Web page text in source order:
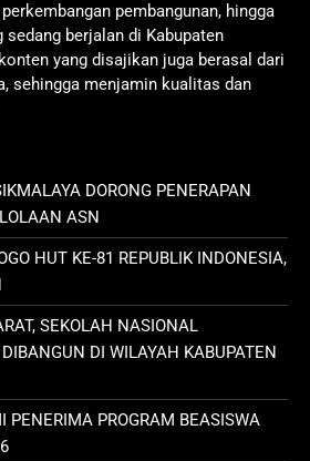
pembangunan, hingga
sedang berjalan di Kabupaten
yang disajikan juga berasal dari
sehingga menjamin kualitas dan
DORONG PENERAPAN
ASN
HUT KE-81 REPUBLIK INDONESIA,
SEKOLAH NASIONAL
DI WILAYAH KABUPATEN
PENERIMA PROGRAM BEASISWA